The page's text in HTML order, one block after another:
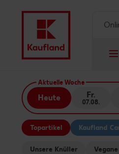
Springe zu
Hauptinhalt
Footer
Aktuelle Woche
Heute Fr.
07.08.
Topartikel Kaufland
Unsere Knüller